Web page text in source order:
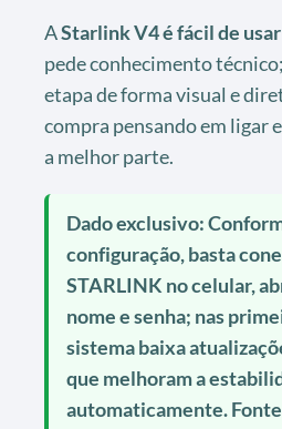
AStarlink V4 é fácil de usar
pede conhecimento
etapa de forma visual e
compra pensando em ligar
a melhor parte.
Dado exclusivo:
configuração, basta
STARLINK no celular,
nome e senha; nas
sistema baixa
que melhoram a
automaticamente.